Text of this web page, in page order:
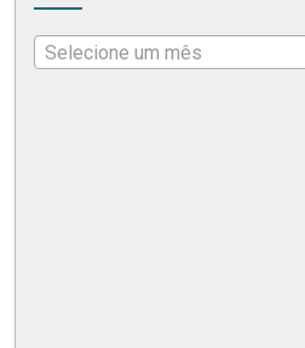
Selecione um mês